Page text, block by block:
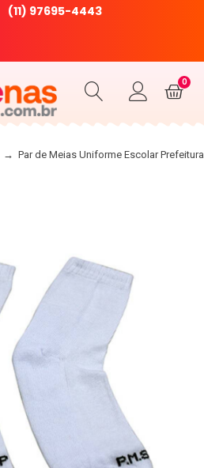
(11) 97695-4443
0
→ Par de Meias Uniforme Escolar